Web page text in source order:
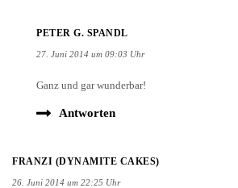
PETER G. SPANDL
27. Juni 2014 um 09:03 Uhr
Ganz und gar wunderbar!
Antworten
FRANZI (DYNAMITE CAKES)
26. Juni 2014 um 22:25 Uhr